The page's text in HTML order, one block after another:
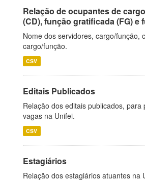
Relação de ocupantes de
(CD), função gratificada (FG) e
Nome dos servidores, cargo/função,
cargo/função.
CSV
Editais Publicados
Relação dos editais publicados, para
vagas na Unifei.
CSV
Estagiários
Relação dos estagiários atuantes na